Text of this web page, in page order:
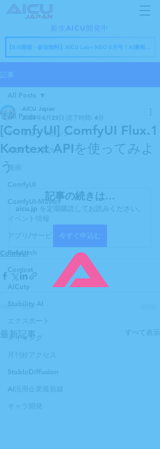
新生AICU開発中
記事
All Posts
アイキューマガジン
AICU プロダクト
漫画
ComfyUI
ComfyUI-Master
イベント情報
アプリ/サービス
Research
Contest
AiCuty
Stability AI
エクスポート
メイキング
月刊好アクセス
StableDiffusion
AI活用企業最前線
キャラ開発
All Posts
[ComfyUI] ComfyUI Flux.1
Kontext APIを使ってみよ
う
AICU Japan
2025年6月23日
読了時間: 4分
記事の続きは…
aicu.jp を定期購読してお読みください。
今すぐ申込む
ComfyUI
最新記事 すべて表示